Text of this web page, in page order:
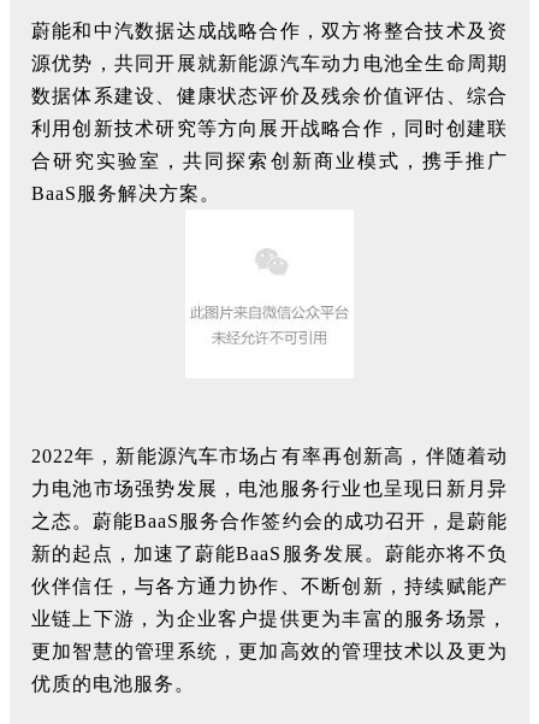
蔚能和中汽数据达成战略合作，双方将整合技术及资
源优势，共同开展就新能源汽车动力电池全生命周期
数据体系建设、健康状态评价及残余价值评估、综合
利用创新技术研究等方向展开战略合作，同时创建联
合研究实验室，共同探索创新商业模式，携手推广
BaaS服务解决方案。
2022年，新能源汽车市场占有率再创新高，伴随着动
力电池市场强势发展，电池服务行业也呈现日新月异
之态。蔚能BaaS服务合作签约会的成功召开，是蔚能
新的起点，加速了蔚能BaaS服务发展。蔚能亦将不负
伙伴信任，与各方通力协作、不断创新，持续赋能产
业链上下游，为企业客户提供更为丰富的服务场景，
更加智慧的管理系统，更加高效的管理技术以及更为
优质的电池服务。